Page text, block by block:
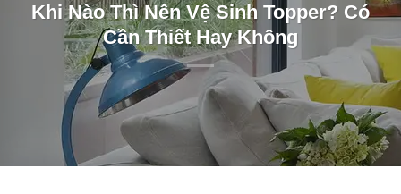
Khi Nào Thì Nên Vệ Sinh Topper? Có
Cần Thiết Hay Không